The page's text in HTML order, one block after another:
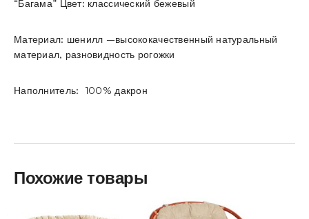
“Багама” Цвет: классический бежевый
Материал: шенилл –высококачественный натуральный
материал, разновидность рогожки
Наполнитель: 100% дакрон
Похожие товары